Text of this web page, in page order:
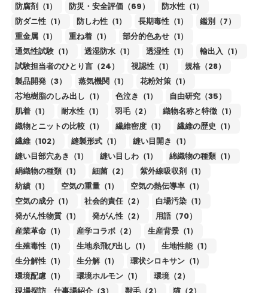
防腐剤（1）
防災・安全評価（69）
防水性（1）
防ダニ性（1）
防しわ性（1） 長期毒性（1）
鑑別（7）
重金属（1）
重ね着（1）
部分的色あせ（1）
通気性試験（1）
透湿防水（1） 透湿性（1）
輸出入（1）
試験担当者のひとり言（24）
視認性（1）
規格（28）
製品開発（3）
蒸気機関（1）
花粉対策（1）
芯地樹脂のしみ出し（1）
色泣き（1）
自由研究（35）
肌着（1）
耐水性（1） 羽毛（2）
織物名称と特徴（1）
織物とニットの比較（1）
繊維密度（1）
繊維の歴史（1）
繊維（102）
縫製形式（1）
縫い目開き（1）
縫い目部穴あき（1）
縫い目しわ（1）
綿織物の種類（1）
絹織物の種類（1）
細菌（2）
紫外線吸収剤（1）
紡績（1）
空気の重量（1）
空気の熱伝導率（1）
空気の成分（1）
社会的責任（2）
白場汚染（1）
発がん性物質（1）
発がん性（2）
用語（70）
産業革命（1）
産学コラボ（2）
生産背景（1）
生殖毒性（1）
生地糸飛び出し（1）
生地性能（1）
生分解性（1）
生分解（1）
環状シロキサン（1）
環境配慮（1）
環境ホルモン（1）
環境（2）